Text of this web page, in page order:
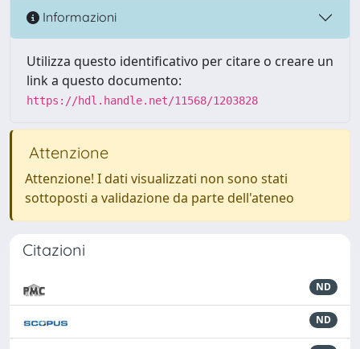
Informazioni
Utilizza questo identificativo per citare o creare un
link a questo documento:
https://hdl.handle.net/11568/1203828
Attenzione
Attenzione! I dati visualizzati non sono stati
sottoposti a validazione da parte dell'ateneo
Citazioni
ND
ND